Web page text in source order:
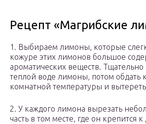
Рецепт «Магрибские
1. Выбираем лимоны, которые
кожуре этих лимонов большое
ароматических веществ.
теплой воде лимоны, потом обдать
комнатной температуры и вытереть
2. У каждого лимона вырезать
часть в том месте, где он крепится к